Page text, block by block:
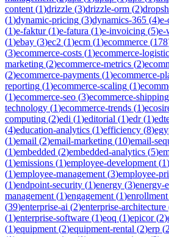
content (1)drizzle (3)drizzle-orm (2)
(1)dynamic-pricing (3)dynamics-365 (4)
(1)e-faktur(1)e-fatura (1)e-invoicing (5)e-
(1)ebay (3)ec2 (1)ecm (1)ecommerce (178
(3)ecommerce-costs (1)ecommerce-
marketing (2)ecommerce-metrics (2)
(2)ecommerce-payments (1)ecommerce-
reporting (1)ecommerce-scaling (1)
(1)ecommerce-seo (3)ecommerce-shipping
technology (1)ecommerce-trends (1)
computing (2)edi (1)editorial (1)edr(1)
(4)education-analytics (1)efficiency (8)
(1)email (2)email-marketing (10)email-
(1)embedded (2)embedded-analytics (5)
(1)emissions (1)employee-development (1)
(1)employee-management (3)employee-
(1)endpoint-security (1)energy (3)energy-
management (1)engagement (1)enrollment
(39)enterprise-ai (2)enterprise-architecture
(1)enterprise-software (1)eoq (1)epicor(2)
(1)equipment (2)equipment-rental (2)erp (